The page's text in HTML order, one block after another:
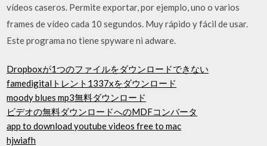
vídeos caseros. Permite exportar, por ejemplo, uno o varios
frames de vídeo cada 10 segundos. Muy rápido y fácil de usar.
Este programa no tiene spyware ni adware.
Dropboxが1つのファイルをダウンロードできない
famedigitalトレント1337xをダウンロード
moody blues mp3無料ダウンロード
ビデオの無料ダウンロードへのMDFコンバータ
app to download youtube videos free to mac
hjwiafh